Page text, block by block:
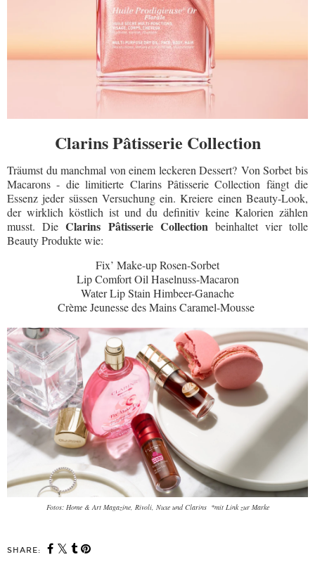
Clarins Pâtisserie Collection
Träumst du manchmal von einem leckeren Dessert? Von Sorbet bis
Macarons - die limitierte Clarins Pâtisserie Collection fängt die
Essenz jeder süssen Versuchung ein. Kreiere einen Beauty-Look,
der wirklich köstlich ist und du definitiv keine Kalorien zählen
musst. Die Clarins PâtisserieCollection beinhaltet vier tolle
Beauty Produkte wie:
Fix’ Make-up Rosen-Sorbet
Lip Comfort Oil Haselnuss-Macaron
Water Lip Stain Himbeer-Ganache
Crème Jeunesse des Mains Caramel-Mousse
Fotos: Home & Art Magazine, Rivoli, Nuxe und Clarins *mit Link zur Marke
SHARE: